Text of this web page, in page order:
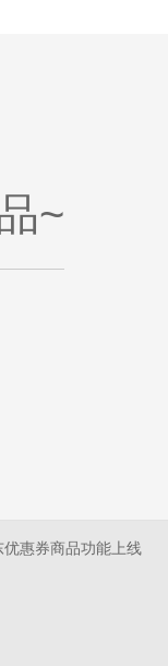
~
优惠券商品功能上线